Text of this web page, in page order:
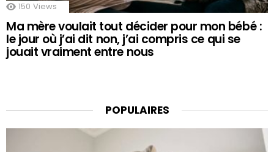
150 Views
Ma mère voulait tout décider pour mon bébé :
le jour où j’ai dit non, j’ai compris ce qui se
jouait vraiment entre nous
POPULAIRES